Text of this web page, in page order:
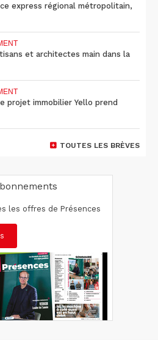
express régional métropolitain,
et architectes main dans la
projet immobilier Yello prend
TOUTES LES BRÈVES
les offres de Présences